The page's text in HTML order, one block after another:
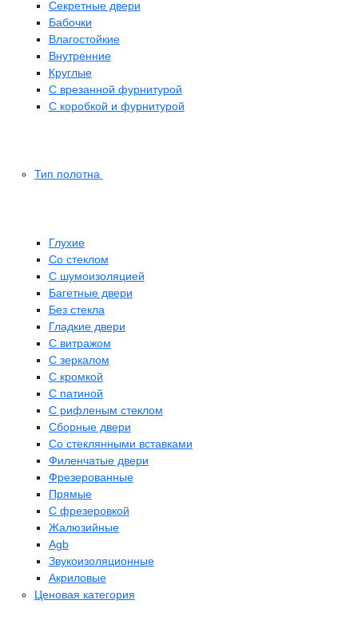
Секретные двери
Бабочки
Влагостойкие
Внутренние
Круглые
С врезанной фурнитурой
С коробкой и фурнитурой
Тип полотна
Глухие
Со стеклом
C шумоизоляцией
Багетные двери
Без стекла
Гладкие двери
С витражом
С зеркалом
С кромкой
С патиной
С рифленым стеклом
Сборные двери
Со стеклянными вставками
Филенчатые двери
Фрезерованные
Прямые
С фрезеровкой
Жалюзийные
Agb
Звукоизоляционные
Акриловые
Ценовая категория